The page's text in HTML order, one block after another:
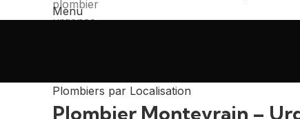
Menu
Plombiers par Localisation
Plombier Montevrain –